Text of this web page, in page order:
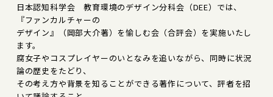
日本認知科学会 教育環境のデザイン分科会（DEE）では、
『ファンカルチャーの
デザイン』（岡部大介著）を愉しむ会（合評会）を実施いたし
ます。
腐女子やコスプレイヤーのいとなみを追いながら、同時に状況
論の歴史をたどり、
その考え方や背景を知ることができる著作について、評者を招